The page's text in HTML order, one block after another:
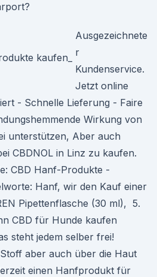
Ausgezeichnete
r
Kundenservice.
Jetzt online
- Schnelle Lieferung - Faire
Wirkung von
unterstützen, Aber auch
CBDNOL in Linz zu kaufen.
CBD Hanf-Produkte -
Hanf, wir den Kauf einer
Pipettenflasche (30 ml), 5.
CBD für Hunde kaufen
steht jedem selber frei!
aber auch über die Haut
einen Hanfprodukt für